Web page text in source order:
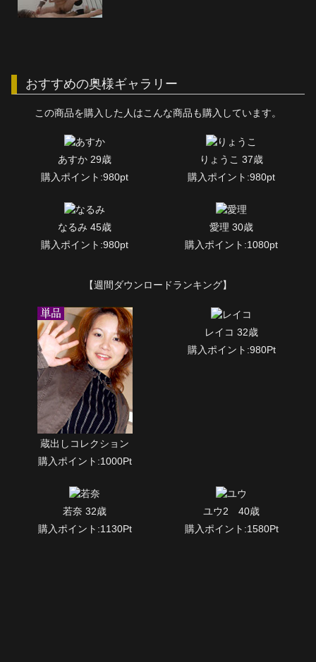
おすすめの奥様ギャラリー
この商品を購入した人はこんな商品も購入しています。
あすか 29歳
購入ポイント:980pt
りょうこ 37歳
購入ポイント:980pt
なるみ 45歳
購入ポイント:980pt
愛理 30歳
購入ポイント:1080pt
【週間ダウンロードランキング】
蔵出しコレクション
購入ポイント:1000Pt
レイコ 32歳
購入ポイント:980Pt
若奈 32歳
購入ポイント:1130Pt
ユウ2 40歳
購入ポイント:1580Pt